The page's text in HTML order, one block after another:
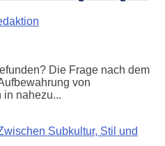
Die Frage nach dem
von
in nahezu...